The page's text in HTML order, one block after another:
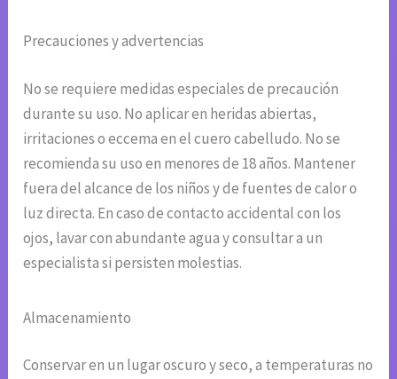
Precauciones y advertencias
No se requiere medidas especiales de precaución
durante su uso. No aplicar en heridas abiertas,
irritaciones o eccema en el cuero cabelludo. No se
recomienda su uso en menores de 18 años. Mantener
fuera del alcance de los niños y de fuentes de calor o
luz directa. En caso de contacto accidental con los
ojos, lavar con abundante agua y consultar a un
especialista si persisten molestias.
Almacenamiento
Conservar en un lugar oscuro y seco, a temperaturas no